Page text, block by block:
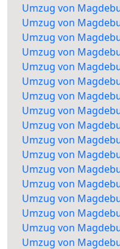
Umzug von
Umzug von
Umzug von
Umzug von
Umzug von
Umzug von
Umzug von
Umzug von
Umzug von
Umzug von
Umzug von
Umzug von
Umzug von
Umzug von
Umzug von
Umzug von
Umzug von